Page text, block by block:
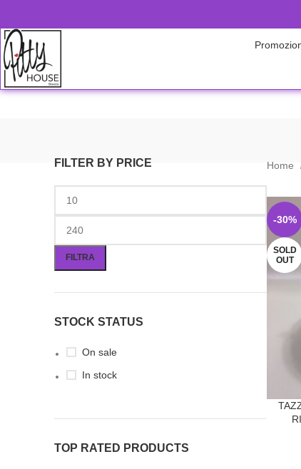
FILTER BY PRICE
FILTRA
STOCK STATUS
On sale
In stock
TOP RATED PRODUCTS
Home
-30%
SOLD
OUT